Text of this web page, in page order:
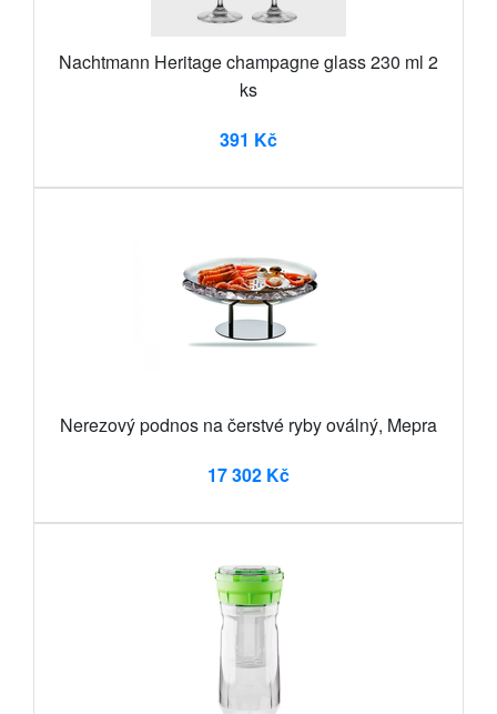
Nachtmann Heritage champagne glass 230 ml 2
ks
391 Kč
Nerezový podnos na čerstvé ryby oválný, Mepra
17 302 Kč